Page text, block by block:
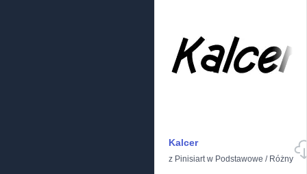
Kalcer
z Pinisiartw Podstawowe / Różny